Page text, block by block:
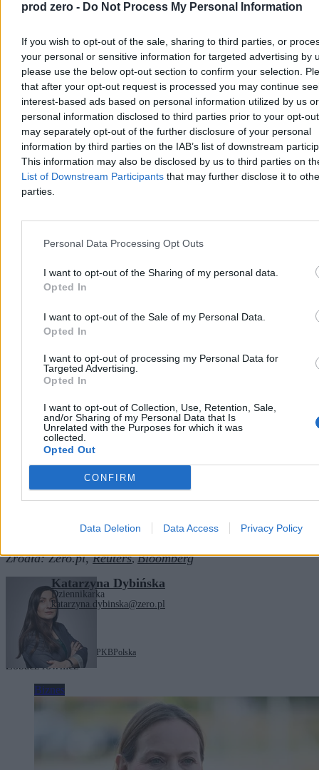
prod zero - Do Not Process My Personal Information
If you wish to opt-out of the sale, sharing to third parties, or
your personal or sensitive information for targeted advertising by
please use the below opt-out section to confirm your selection.
that after your opt-out request is processed you may continue
interest-based ads based on personal information utilized by us or
personal information disclosed to third parties prior to your opt-
may separately opt-out of the further disclosure of your personal
information by third parties on the IAB’s list of downstream
This information may also be disclosed by us to third parties on
List of Downstream Participants that may further disclose it to
parties.
Personal Data Processing Opt Outs
I want to opt-out of the Sharing of my personal data.
Opted In
I want to opt-out of the Sale of my Personal Data.
Opted In
I want to opt-out of processing my Personal Data for
Targeted Advertising.
Opted In
I want to opt-out of Collection, Use, Retention, Sale,
and/or Sharing of my Personal Data that Is
Unrelated with the Purposes for which it was
collected.
Opted Out
CONFIRM
Data Deletion Data Access Privacy Policy
Polacy będą masowo zakładać nowe konta? Minister obiecuje
Polacy przestaną wpadać w podatkowe sidła? Rząd zapowiada
wyczekiwaną zmianę
Jest projekt ustawy o pracy platformowej. Kurierzy i taksówkarze
przejdą na etat?
Reklama
Reklama
Źródła:Zero.pl,Reuters,Bloomberg
Katarzyna Dybińska
Dziennikarka
katarzyna.dybinska@zero.pl
Tagi: Niemcy PKBPolska
Zobacz również
Biznes